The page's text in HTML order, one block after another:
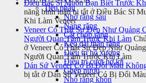
Tiểu phẫu
Nhổ răng sâu
Nang răng
Cắt chóp răng
Kéo dài thân răng
Điều trị hô xương
Điều trị cười hở lợi
Ghép nướu
Nhổ răng khôn
Điều Bác Sĩ Muốn Bạn Biết Trước
năng bình luận bị tắtở Điều Bác Sĩ
Khi Làm Veneer
Veneer Có Thật Sự Đẹp Như Quảng
Người Quan Tâm Trước Khi Làm
ở Veneer Có Thật Sự Đẹp Như
Người Quan Tâm Trước Khi Làm
Dán Sứ Veneer Có Bị Đổi Màu
bị tắtở Dán Sứ Veneer Có Bị Đổi